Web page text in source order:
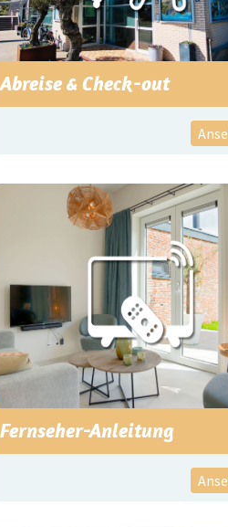
Abreise & Check-out
Fernseher-Anleitung